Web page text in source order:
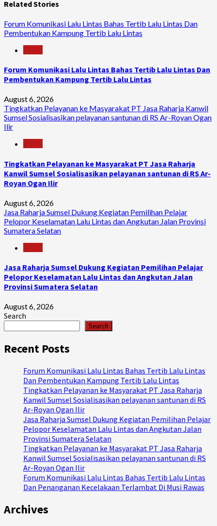
Related Stories
Forum Komunikasi Lalu Lintas Bahas Tertib Lalu Lintas Dan
Pembentukan Kampung Tertib Lalu Lintas
Forum Komunikasi Lalu Lintas Bahas Tertib Lalu Lintas Dan
Pembentukan Kampung Tertib Lalu Lintas
August 6, 2026
Tingkatkan Pelayanan ke Masyarakat PT Jasa Raharja Kanwil
Sumsel Sosialisasikan pelayanan santunan di RS Ar-Royan Ogan
Ilir
Tingkatkan Pelayanan ke Masyarakat PT Jasa Raharja
Kanwil Sumsel Sosialisasikan pelayanan santunan di RS Ar-
Royan Ogan Ilir
August 6, 2026
Jasa Raharja Sumsel Dukung Kegiatan Pemilihan Pelajar
Pelopor Keselamatan Lalu Lintas dan Angkutan Jalan Provinsi
Sumatera Selatan
Jasa Raharja Sumsel Dukung Kegiatan Pemilihan Pelajar
Pelopor Keselamatan Lalu Lintas dan Angkutan Jalan
Provinsi Sumatera Selatan
August 6, 2026
Search
Search
Recent Posts
Forum Komunikasi Lalu Lintas Bahas Tertib Lalu Lintas
Dan Pembentukan Kampung Tertib Lalu Lintas
Tingkatkan Pelayanan ke Masyarakat PT Jasa Raharja
Kanwil Sumsel Sosialisasikan pelayanan santunan di RS
Ar-Royan Ogan Ilir
Jasa Raharja Sumsel Dukung Kegiatan Pemilihan Pelajar
Pelopor Keselamatan Lalu Lintas dan Angkutan Jalan
Provinsi Sumatera Selatan
Tingkatkan Pelayanan ke Masyarakat PT Jasa Raharja
Kanwil Sumsel Sosialisasikan pelayanan santunan di RS
Ar-Royan Ogan Ilir
Forum Komunikasi Lalu Lintas Bahas Tertib Lalu Lintas
Dan Penanganan Kecelakaan Terlambat Di Musi Rawas
Archives